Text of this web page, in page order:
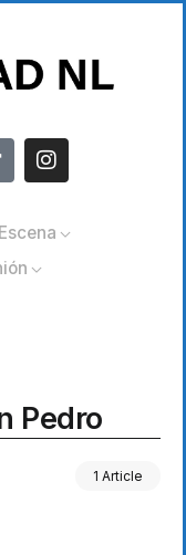
Escena
Pedro
1 Article